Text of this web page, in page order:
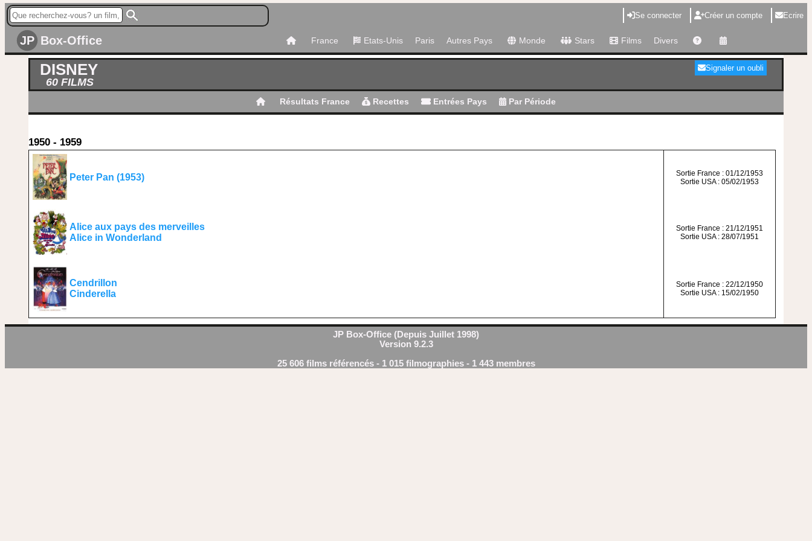
Se connecter Créer un compte Ecrire
JP Box-Office France Etats-Unis Paris Autres Pays Monde Stars Films Divers
DISNEY
60 FILMS
Signaler un oubli
Résultats France Recettes Entrées Pays Par Période
1950 - 1959
Peter Pan (1953)
Sortie France : 01/12/1953
Sortie USA : 05/02/1953
Alice aux pays des merveilles
Alice in Wonderland
Sortie France : 21/12/1951
Sortie USA : 28/07/1951
Cendrillon
Cinderella
Sortie France : 22/12/1950
Sortie USA : 15/02/1950
JP Box-Office (Depuis Juillet 1998)
Version 9.2.3
25 606 films référencés - 1 015 filmographies - 1 443 membres